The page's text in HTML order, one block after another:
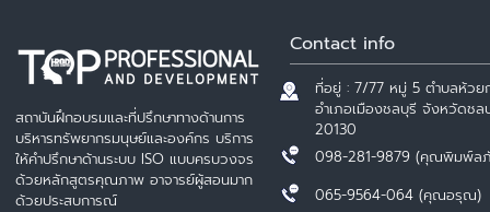
สถาบันฝึกอบรมและที่ปรึกษาทางด้านการ
บริหารทรัพยากรมนุษย์และองค์กร บริการ
ให้คำปรึกษาด้านระบบ ISO แบบครบวงจร
ด้วยหลักสูตรคุณภาพ อาจารย์ผู้สอนมาก
ด้วยประสบการณ์
Contact info
ที่อยู่ : 7/77 หมู่ 5 ตำบลห้วย
อำเภอเมืองชลบุรี จังหวัดชล
20130
098-281-9879 (คุณพิมพ์ล
065-9564-064 (คุณอรุณ)